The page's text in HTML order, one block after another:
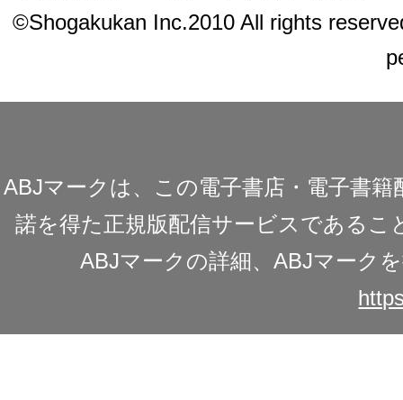
©Shogakukan Inc.2010 All rights
ABJマークは、この電子書店・電子書
諾を得た正規版配信サービスであるこ
ABJマークの詳細、ABJマーク